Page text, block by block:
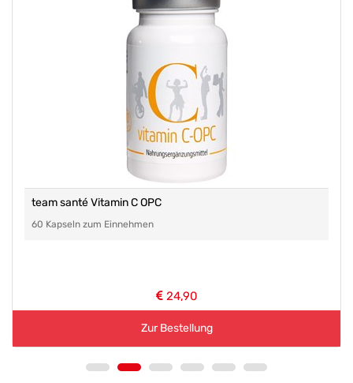
team santé Vitamin C OPC
60 Kapseln zum Einnehmen
24,90
Zur Bestellung